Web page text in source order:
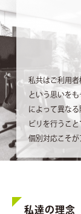
私共はご利用者
という思いをも
によって異なる
ビリを行うこと
個別対応こそが
私達の理念